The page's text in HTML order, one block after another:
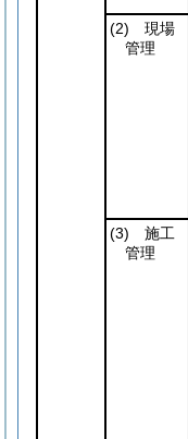
(2) 現場
管理
(3) 施工
管理